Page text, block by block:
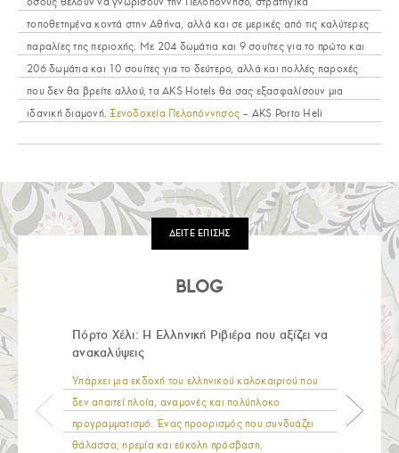
τοποθετημένα κοντά στην Αθήνα, αλλά και σε μερικές από τις καλύτερες
παραλίες της περιοχής. Με 204 δωμάτια και 9 σουίτες για το πρώτο και
206 δωμάτια και 10 σουίτες για το δεύτερο, αλλά και πολλές παροχές
που δεν θα βρείτε αλλού, τα AKS Hotels θα σας εξασφαλίσουν μια
ιδανική διαμονή.Ξενοδοχεία Πελοπόννησος – AKS Porto Heli
ΔΕΙΤΕ ΕΠΙΣΗΣ
BLOG
Πόρτο Χέλι: Η Ελληνική Ριβιέρα που αξίζει να
ανακαλύψεις
Υπάρχει μια εκδοχή του ελληνικού καλοκαιριού που
δεν απαιτεί πλοία, αναμονές και πολύπλοκο
προγραμματισμό. Ένας προορισμός που συνδυάζει
θάλασσα, ηρεμία και εύκολη πρόσβαση,